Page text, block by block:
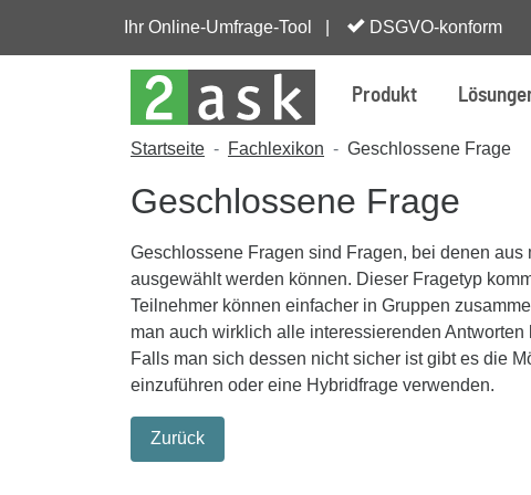
Ihr Online-Umfrage-Tool | DSGVO-konform
Produkt
Startseite Fachlexikon Geschlossene Frage
Geschlossene Frage
Geschlossene Fragen sind Fragen, bei denen
ausgewählt werden können. Dieser Fragetyp
Teilnehmer können einfacher in Gruppen
man auch wirklich alle interessierenden
Falls man sich dessen nicht sicher ist gibt es die
einzuführen oder eine Hybridfrage verwenden.
Zurück